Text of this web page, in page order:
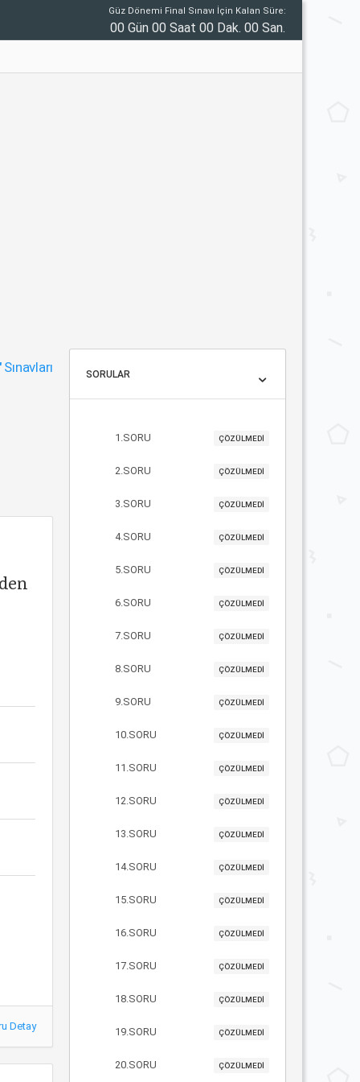
Güz Dönemi Final Sınavı İçin Kalan Süre:
00 Gün 00 Saat 00 Dak. 00 San.
Sınavları
Detay
SORULAR
1.SORU ÇÖZÜLMEDİ
2.SORU ÇÖZÜLMEDİ
3.SORU ÇÖZÜLMEDİ
4.SORU ÇÖZÜLMEDİ
5.SORU ÇÖZÜLMEDİ
6.SORU ÇÖZÜLMEDİ
7.SORU ÇÖZÜLMEDİ
8.SORU ÇÖZÜLMEDİ
9.SORU ÇÖZÜLMEDİ
10.SORU ÇÖZÜLMEDİ
11.SORU ÇÖZÜLMEDİ
12.SORU ÇÖZÜLMEDİ
13.SORU ÇÖZÜLMEDİ
14.SORU ÇÖZÜLMEDİ
15.SORU ÇÖZÜLMEDİ
16.SORU ÇÖZÜLMEDİ
17.SORU ÇÖZÜLMEDİ
18.SORU ÇÖZÜLMEDİ
19.SORU ÇÖZÜLMEDİ
20.SORU ÇÖZÜLMEDİ